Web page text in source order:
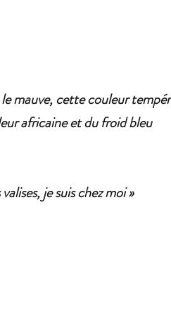
mauve, cette couleur
africaine et du froid bleu
je suis chez moi »